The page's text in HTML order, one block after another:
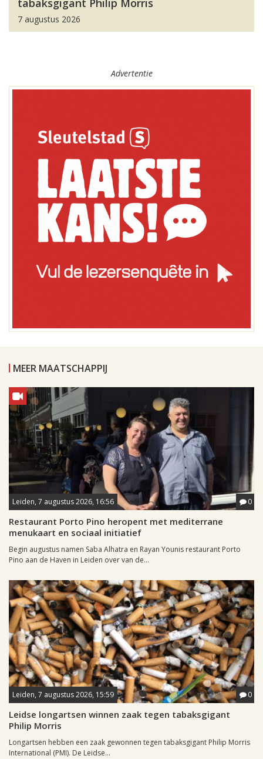
tabaksgigant Philip Morris
7 augustus 2026
Advertentie
MEER MAATSCHAPPIJ
Leiden, 7 augustus 2026, 16:56 0
Restaurant Porto Pino heropent met mediterrane
menukaart en sociaal initiatief
Begin augustus namen Saba Alhatra en Rayan Younis restaurant Porto
Pino aan de Haven in Leiden over van de...
Leiden, 7 augustus 2026, 15:59 0
Leidse longartsen winnen zaak tegen tabaksgigant
Philip Morris
Longartsen hebben een zaak gewonnen tegen tabaksgigant Philip Morris
International (PMI). De Leidse...